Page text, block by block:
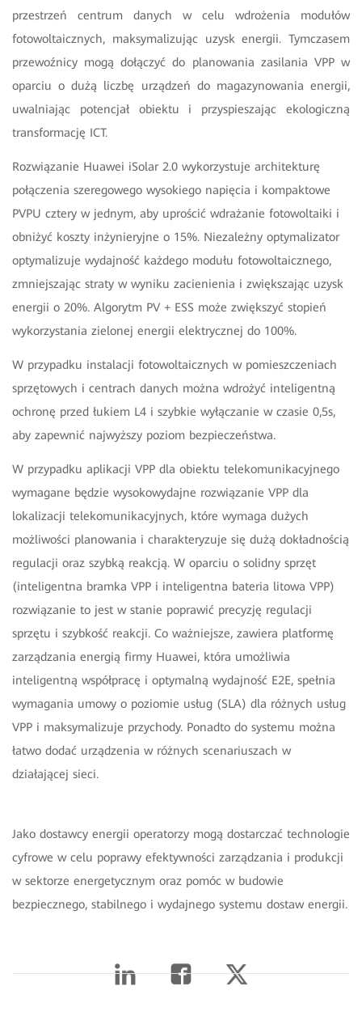
przestrzeń centrum danych w celu wdrożenia modułów
fotowoltaicznych, maksymalizując uzysk energii. Tymczasem
przewoźnicy mogą dołączyć do planowania zasilania VPP w
oparciu o dużą liczbę urządzeń do magazynowania energii,
uwalniając potencjał obiektu i przyspieszając ekologiczną
transformację ICT.
Rozwiązanie Huawei iSolar 2.0 wykorzystuje architekturę
połączenia szeregowego wysokiego napięcia i kompaktowe
PVPU cztery w jednym, aby uprościć wdrażanie fotowoltaiki i
obniżyć koszty inżynieryjne o 15%. Niezależny optymalizator
optymalizuje wydajność każdego modułu fotowoltaicznego,
zmniejszając straty w wyniku zacienienia i zwiększając uzysk
energii o 20%. Algorytm PV + ESS może zwiększyć stopień
wykorzystania zielonej energii elektrycznej do 100%.
W przypadku instalacji fotowoltaicznych w pomieszczeniach
sprzętowych i centrach danych można wdrożyć inteligentną
ochronę przed łukiem L4 i szybkie wyłączanie w czasie 0,5s,
aby zapewnić najwyższy poziom bezpieczeństwa.
W przypadku aplikacji VPP dla obiektu telekomunikacyjnego
wymagane będzie wysokowydajne rozwiązanie VPP dla
lokalizacji telekomunikacyjnych, które wymaga dużych
możliwości planowania i charakteryzuje się dużą dokładnością
regulacji oraz szybką reakcją. W oparciu o solidny sprzęt
(inteligentna bramka VPP i inteligentna bateria litowa VPP)
rozwiązanie to jest w stanie poprawić precyzję regulacji
sprzętu i szybkość reakcji. Co ważniejsze, zawiera platformę
zarządzania energią firmy Huawei, która umożliwia
inteligentną współpracę i optymalną wydajność E2E, spełnia
wymagania umowy o poziomie usług (SLA) dla różnych usług
VPP i maksymalizuje przychody. Ponadto do systemu można
łatwo dodać urządzenia w różnych scenariuszach w
działającej sieci.
Jako dostawcy energii operatorzy mogą dostarczać technologie
cyfrowe w celu poprawy efektywności zarządzania i produkcji
w sektorze energetycznym oraz pomóc w budowie
bezpiecznego, stabilnego i wydajnego systemu dostaw energii.